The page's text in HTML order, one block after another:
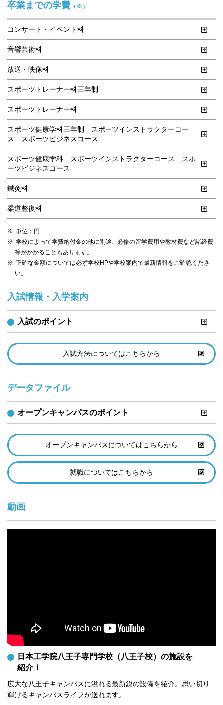
卒業までの学費 （※）
コンサート・イベント科
音響芸術科
放送・映像科
スポーツトレーナー科三年制
スポーツトレーナー科
スポーツ健康学科三年制　スポーツインストラクターコー
ス　スポーツビジネスコース
スポーツ健康学科　スポーツインストラクターコース　スポ
ーツビジネスコース
鍼灸科
柔道整復科
単位：円
学校によって学費納付金の他に別途、必修の留学費用や教材費など諸経費
等がかかることもあります。
正確な金額については必ず学校HPや学校案内で最新情報をご確認くださ
い。
入試情報・入学案内
入試のポイント
入試方法についてはこちらから
データファイル
オープンキャンパスのポイント
オープンキャンパスについてはこちらから
就職についてはこちらから
動画
日本工学院八王子専門学校（八王子校）の施設を
紹介！
広大な八王子キャンパスに溢れる最新鋭の設備を紹介。思い切り
輝けるキャンパスライフが送れます。